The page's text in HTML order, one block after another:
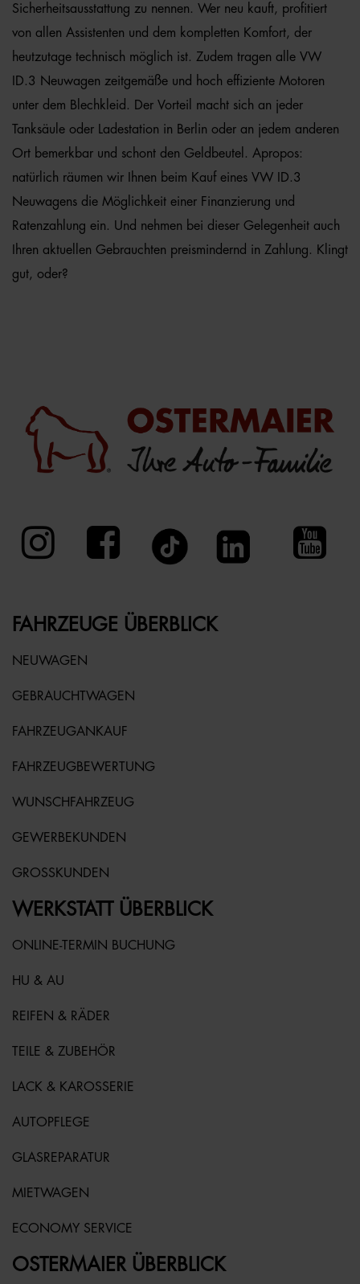
Sicherheitsausstattung zu nennen. Wer neu kauft, profitiert
von allen Assistenten und dem kompletten Komfort, der
heutzutage technisch möglich ist. Zudem tragen alle VW
ID.3 Neuwagen zeitgemäße und hoch effiziente Motoren
unter dem Blechkleid. Der Vorteil macht sich an jeder
Tanksäule oder Ladestation in Berlin oder an jedem anderen
Ort bemerkbar und schont den Geldbeutel. Apropos:
natürlich räumen wir Ihnen beim Kauf eines VW ID.3
Neuwagens die Möglichkeit einer Finanzierung und
Ratenzahlung ein. Und nehmen bei dieser Gelegenheit auch
Ihren aktuellen Gebrauchten preismindernd in Zahlung. Klingt
gut, oder?
FAHRZEUGE ÜBERBLICK
NEUWAGEN
GEBRAUCHTWAGEN
FAHRZEUGANKAUF
FAHRZEUGBEWERTUNG
WUNSCHFAHRZEUG
GEWERBEKUNDEN
GROSSKUNDEN
WERKSTATT ÜBERBLICK
ONLINE-TERMIN BUCHUNG
HU & AU
REIFEN & RÄDER
TEILE & ZUBEHÖR
LACK & KAROSSERIE
AUTOPFLEGE
GLASREPARATUR
MIETWAGEN
ECONOMY SERVICE
OSTERMAIER ÜBERBLICK